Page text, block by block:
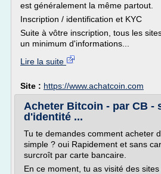
est généralement la même partout.
Inscription / identification et KYC
Suite à vôtre inscription, tous les
un minimum d'informations...
Lire la suite
Site : https://www.achatcoin.com
Acheter Bitcoin - par CB -
d'identité ...
Tu te demandes comment acheter
simple ? oui Rapidement et sans
surcroît par carte bancaire.
En ce moment, tu as visité des